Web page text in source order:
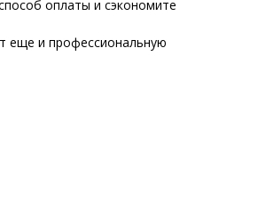
оплаты и сэкономите
еще и профессиональную